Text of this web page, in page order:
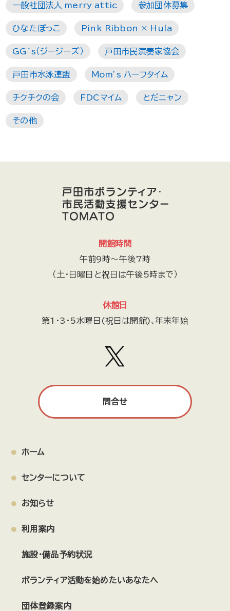
一般社団法人 merry attic 参加団体募集
ひなたぼっこ Pink Ribbon × Hula
GG`s（ジージーズ） 戸田市民演奏家協会
戸田市水泳連盟 Mom’s ハーフタイム
チクチクの会 FDCマイム とだニャン
その他
開館時間
午前9時～午後7時
（土・日曜日と祝日は午後5時まで）
休館日
第1・3・5水曜日(祝日は開館)､年末年始
問合せ
ホーム
センターについて
お知らせ
利用案内
施設・備品予約状況
ボランティア活動を始めたいあなたへ
団体登録案内